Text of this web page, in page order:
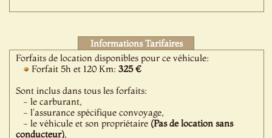
Informations Tarifaires
Forfaits de location disponibles pour ce véhicule:
Forfait 5h et 120 Km:325 €
Sont inclus dans tous les forfaits:
- le carburant,
- l'assurance spécifique convoyage,
- le véhicule et son propriétaire (Pas de location sans
conducteur),